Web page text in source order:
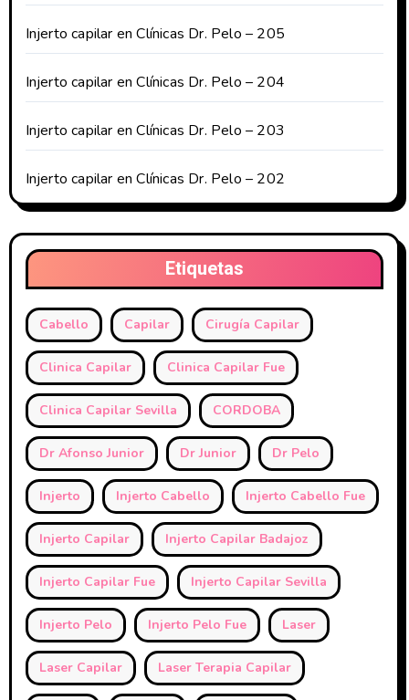
Injerto capilar en Clínicas Dr. Pelo – 205
Injerto capilar en Clínicas Dr. Pelo – 204
Injerto capilar en Clínicas Dr. Pelo – 203
Injerto capilar en Clínicas Dr. Pelo – 202
Etiquetas
Cabello Capilar Cirugía Capilar
Clinica Capilar Clinica Capilar Fue
Clinica Capilar Sevilla CORDOBA
Dr Afonso Junior Dr Junior Dr Pelo
Injerto Injerto Cabello Injerto Cabello Fue
Injerto Capilar Injerto Capilar Badajoz
Injerto Capilar Fue Injerto Capilar Sevilla
Injerto Pelo Injerto Pelo Fue Laser
Laser Capilar Laser Terapia Capilar